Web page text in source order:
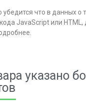
что в данных о
JavaScript или HTML,
указано